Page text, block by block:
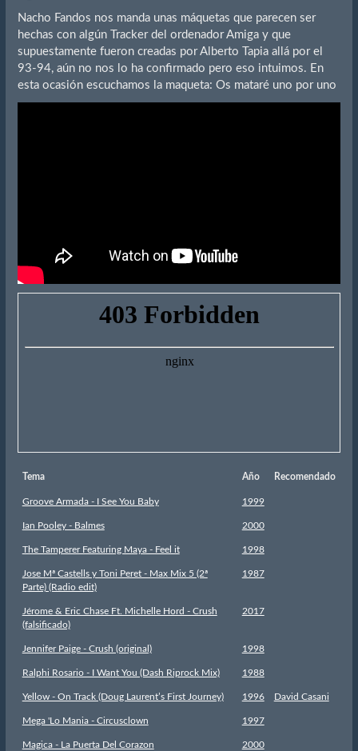
Nacho Fandos nos manda unas máquetas que parecen ser
hechas con algún Tracker del ordenador Amiga y que
supuestamente fueron creadas por Alberto Tapia allá por el
93-94, aún no nos lo ha confirmado pero eso intuimos. En
esta ocasión escuchamos la maqueta: Os mataré uno por uno
Tema Año Recomendado
Groove Armada - I See You Baby 1999
Ian Pooley - Balmes 2000
The Tamperer Featuring Maya - Feel it 1998
Jose Mª Castells y Toni Peret - Max Mix 5 (2ª
Parte) (Radio edit)
1987
Jérome & Eric Chase Ft. Michelle Hord - Crush
(falsificado)
2017
Jennifer Paige - Crush (original) 1998
Ralphi Rosario - I Want You (Dash Riprock Mix) 1988
Yellow - On Track (Doug Laurent’s First Journey) 1996 David Casani
Mega 'Lo Mania - Circusclown 1997
Magica - La Puerta Del Corazon 2000